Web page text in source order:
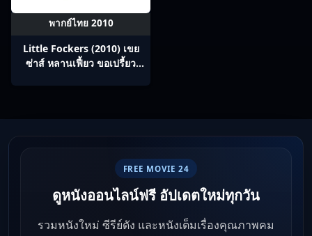
พากย์ไทย 2010
Little Fockers (2010) เขย
ซ่าส์ หลานเฟี้ยว ขอเปรี้ยว
FREE MOVIE 24
ดูหนังออนไลน์ฟรี อัปเดตใหม่ทุกวัน
รวมหนังใหม่ ซีรีย์ดัง และหนังเต็มเรื่องคุณภาพคม